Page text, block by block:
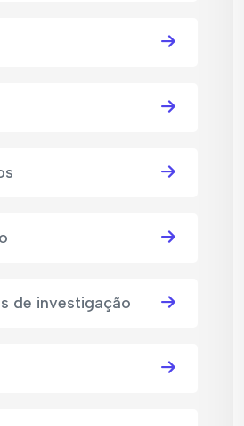
de investigação